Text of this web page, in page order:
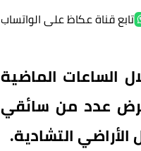
تابع قناة عكاظ على الواتساب
الساعات الماضية
عدد من سائقي
التشادية.